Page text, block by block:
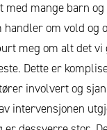
med mange barn
handler om vold og
meg om alt det
Dette er
involvert og
intervensjonen